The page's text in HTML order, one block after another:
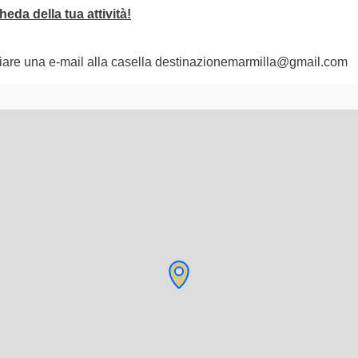
della tua attività!
una e-mail alla casella destinazionemarmilla@gmail.com